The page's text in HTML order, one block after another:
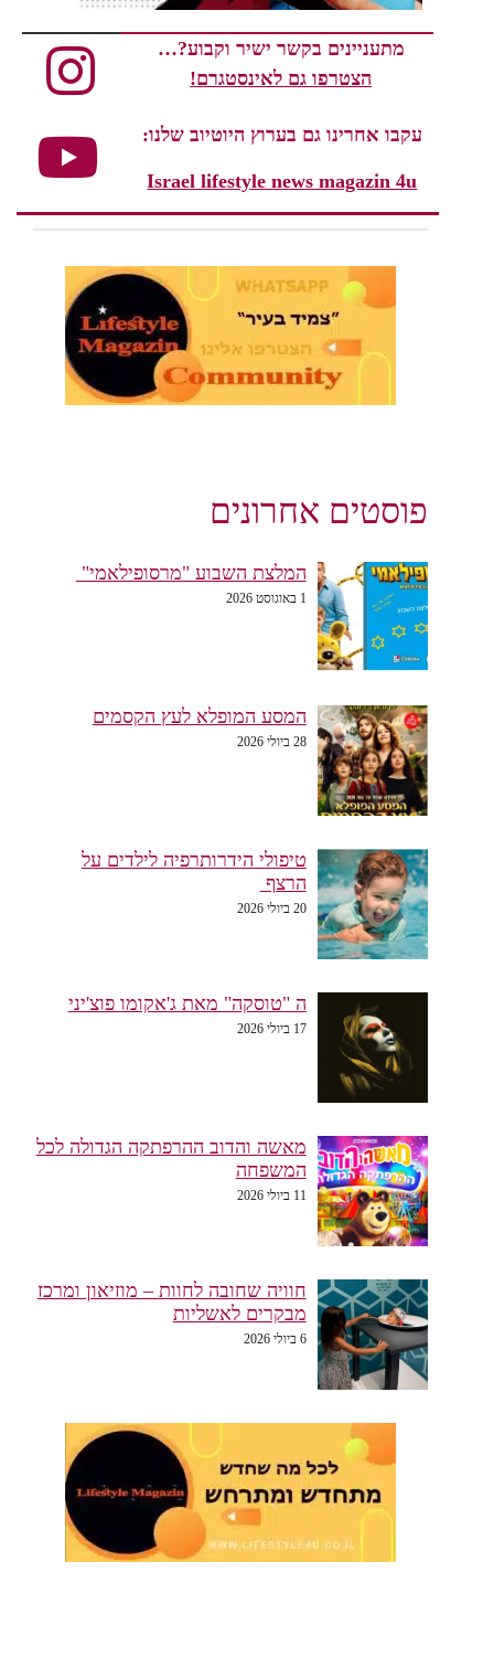
מתעניינים בקשר ישיר וקבוע?…
הצטרפו גם לאינסטגרם!
עקבו אחרינו גם בערוץ היוטיוב שלנו:
Israel lifestyle news magazin 4u
פוסטים אחרונים
המלצת השבוע "מרסופילאמי"
1 באוגוסט 2026
המסע המופלא לעץ הקסמים
28 ביולי 2026
טיפולי הידרותרפיה לילדים על
הרצף
20 ביולי 2026
ה "טוסקה" מאת ג'אקומו פוצ'יני
17 ביולי 2026
מאשה והדוב ההרפתקה הגדולה לכל
המשפחה
11 ביולי 2026
חוויה שחובה לחוות – מוזיאון ומרכז
מבקרים לאשליות
6 ביולי 2026